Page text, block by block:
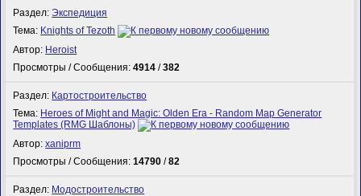
Раздел:Экспедиция
Тема: Knights of Tezoth
Автор: Heroist
Просмотры / Сообщения:4914 /382
Раздел: Картостроительство
Тема: Heroes of Might and Magic: Olden Era - Random Map Generator
Templates (RMG Шаблоны)
Автор:xaniprm
Просмотры / Сообщения:14790 /82
Раздел: Модостроительство